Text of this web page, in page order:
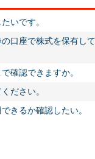
いです。
口座で株式を保有し
確認できますか。
ださい。
きるか確認したい。